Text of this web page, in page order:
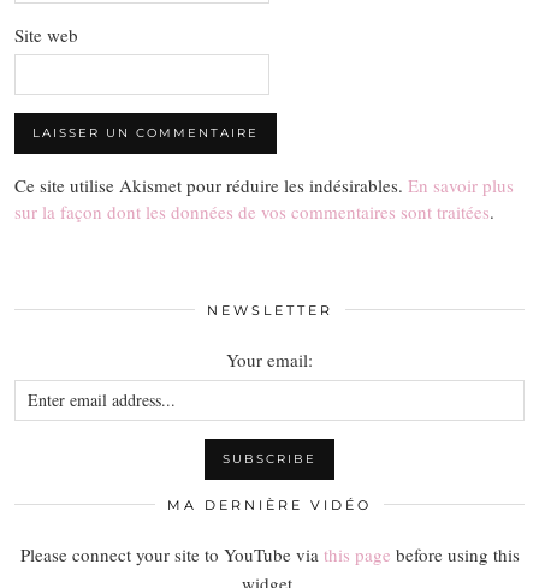
Site web
Ce site utilise Akismet pour réduire les indésirables. En savoir plus
sur la façon dont les données de vos commentaires sont traitées.
NEWSLETTER
Your email:
MA DERNIÈRE VIDÉO
Please connect your site to YouTube via this page before using this
widget.